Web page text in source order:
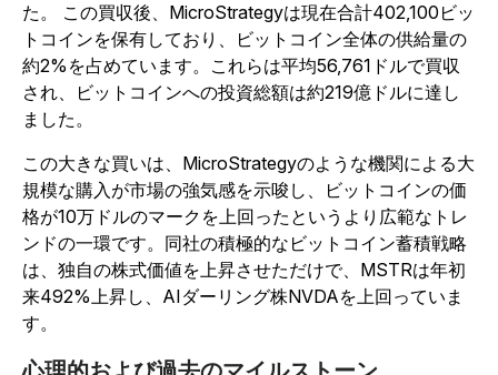
た。
この買収後、MicroStrategyは現在合計402,100ビッ
トコインを保有しており、ビットコイン全体の供給量の
約2%を占めています。これらは平均56,761ドルで買収
され、ビットコインへの投資総額は約219億ドルに達し
ました。
この大きな買いは、MicroStrategyのような機関による大
規模な購入が市場の強気感を示唆し、ビットコインの価
格が10万ドルのマークを上回ったというより広範なトレ
ンドの一環です。同社の積極的なビットコイン蓄積戦略
は、独自の株式価値を上昇させただけで、MSTRは年初
来492%上昇し、AIダーリング株NVDAを上回っていま
す。